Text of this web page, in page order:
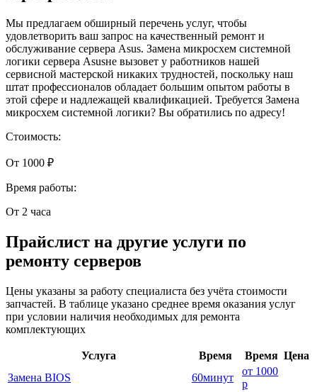
Мы предлагаем обширный перечень услуг, чтобы
удовлетворить ваш запрос на качественный ремонт и
обслуживание сервера Asus. Замена микросхем системной
логики сервера Asusне вызовет у работников нашей
сервисной мастерской никаких трудностей, поскольку наш
штат профессионалов обладает большим опытом работы в
этой сфере и надлежащей квалификацией. Требуется Замена
микросхем системной логики? Вы обратились по адресу!
Стоимость:
От 1000 ₽
Время работы:
От 2 часа
Прайслист на другие услуги по
ремонту серверов
Цены указаны за работу специалиста без учёта стоимости
запчастей. В таблице указано среднее время оказания услуг
при условии наличия необходимых для ремонта
комплектующих
Услуга Время Время Цена
Замена BIOS
60минут
от 1000
р